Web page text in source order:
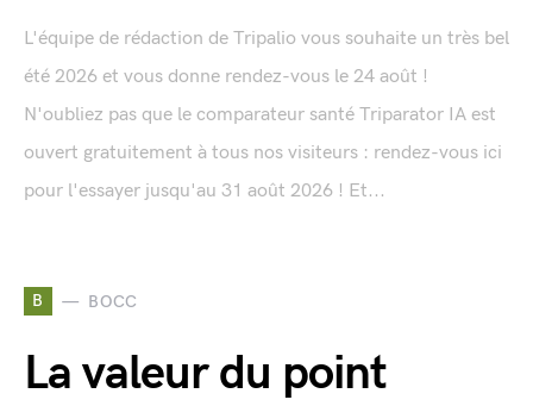
L'équipe de rédaction de Tripalio vous souhaite un très bel
été 2026 et vous donne rendez-vous le 24 août !
N'oubliez pas que le comparateur santé Triparator IA est
ouvert gratuitement à tous nos visiteurs : rendez-vous ici
pour l'essayer jusqu'au 31 août 2026 ! Et...
B BOCC
La valeur du point